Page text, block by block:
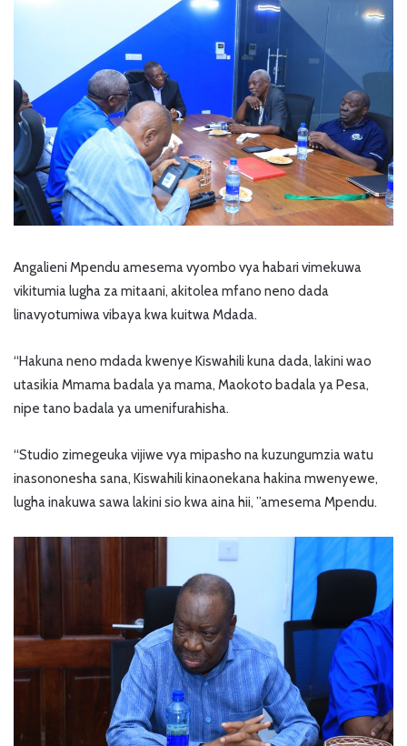
Angalieni Mpendu amesema vyombo vya habari vimekuwa
vikitumia lugha za mitaani, akitolea mfano neno dada
linavyotumiwa vibaya kwa kuitwa Mdada.
“Hakuna neno mdada kwenye Kiswahili kuna dada, lakini wao
utasikia Mmama badala ya mama, Maokoto badala ya Pesa,
nipe tano badala ya umenifurahisha.
“Studio zimegeuka vijiwe vya mipasho na kuzungumzia watu
inasononesha sana, Kiswahili kinaonekana hakina mwenyewe,
lugha inakuwa sawa lakini sio kwa aina hii, ”amesema Mpendu.